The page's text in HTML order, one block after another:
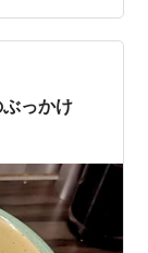
っかけ